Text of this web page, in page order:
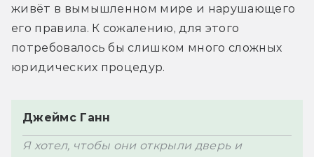
живёт в вымышленном мире и нарушающего
его правила. К сожалению, для этого
потребовалось бы слишком много сложных
Джеймс Ганн
Я хотел, чтобы они открыли дверь и